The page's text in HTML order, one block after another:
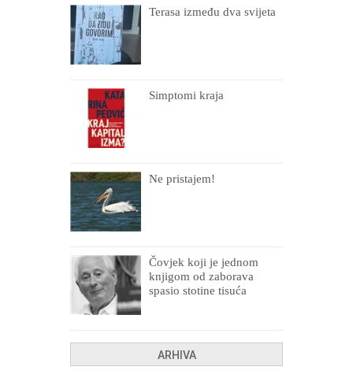
Terasa između dva svijeta
Simptomi kraja
Ne pristajem!
Čovjek koji je jednom
knjigom od zaborava
spasio stotine tisuća
ARHIVA